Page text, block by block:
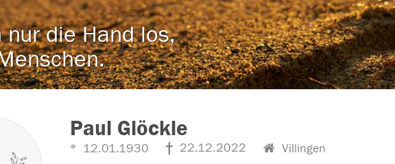
nur die Hand los,
Paul Glöckle
12.01.1930 22.12.2022 Villingen